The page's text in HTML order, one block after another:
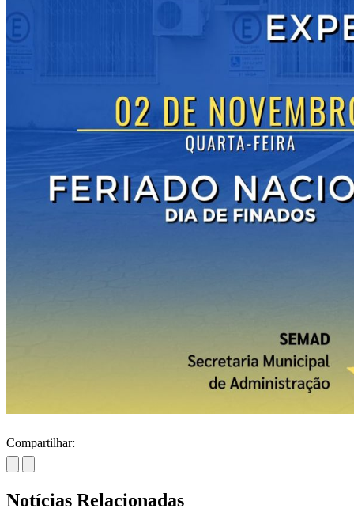
Compartilhar:
Notícias Relacionadas